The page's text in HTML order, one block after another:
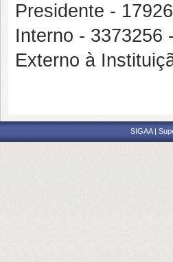
Presidente -
Interno - 3373256
Externo à
SIGAA |